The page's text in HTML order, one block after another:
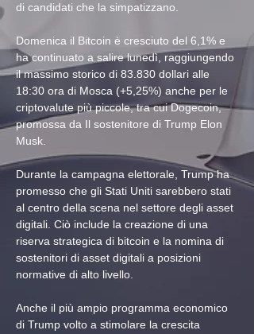
di candidati che la simpatizzano.
Domenica il Bitcoin è cresciuto del 6,1% e
ha continuato a salire lunedì, raggiungendo
il massimo storico di 83.830 dollari alle
18:30 ora di Mosca (+5,25%) anche per le
criptovalute più piccole, tra cui Dogecoin,
promossa da Il sostenitore di Trump Elon
Musk.
Durante la campagna elettorale, Trump ha
promesso che gli Stati Uniti sarebbero stati
al centro della scena nel settore degli asset
digitali. Ciò include la creazione di una
riserva strategica di bitcoin e la nomina di
sostenitori di asset digitali a posizioni
normative di alto livello.
Anche il più ampio programma economico
di Trump volto a stimolare la crescita